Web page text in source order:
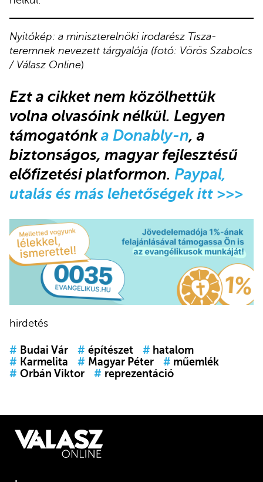
Nyitókép: a miniszterelnöki irodarész Tisza-
teremnek nevezett tárgyalója (fotó: Vörös Szabolcs
/ Válasz Online)
Ezt a cikket nem közölhettük
volna olvasóink nélkül. Legyen
támogatónka Donably-n, a
biztonságos, magyar fejlesztésű
előfizetési platformon. Paypal,
utalás és más lehetőségek itt >>>
hirdetés
# Budai Vár # építészet # hatalom
# Karmelita # Magyar Péter # műemlék
# Orbán Viktor # reprezentáció